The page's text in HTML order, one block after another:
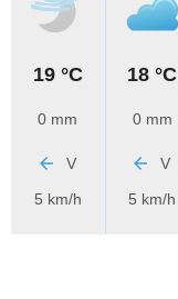
19 °C
0 mm
V
5 km/h
18 °C
0 mm
V
5 km/h